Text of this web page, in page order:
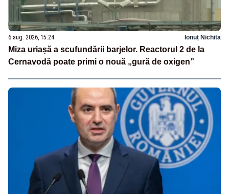
6 aug. 2026, 15:24 Ionuț Nichita
Miza uriașă a scufundării barjelor. Reactorul 2 de la
Cernavodă poate primi o nouă „gură de oxigen”